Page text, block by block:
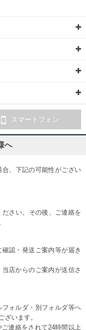
スマートフォン
へ
、下記の可能性がござい
さい。その後、ご連絡を
認・発送ご案内等が届き
店からのご案内が送信さ
ォルダ・別フォルダ等へ
ざいます。
連絡をされて24時間以上